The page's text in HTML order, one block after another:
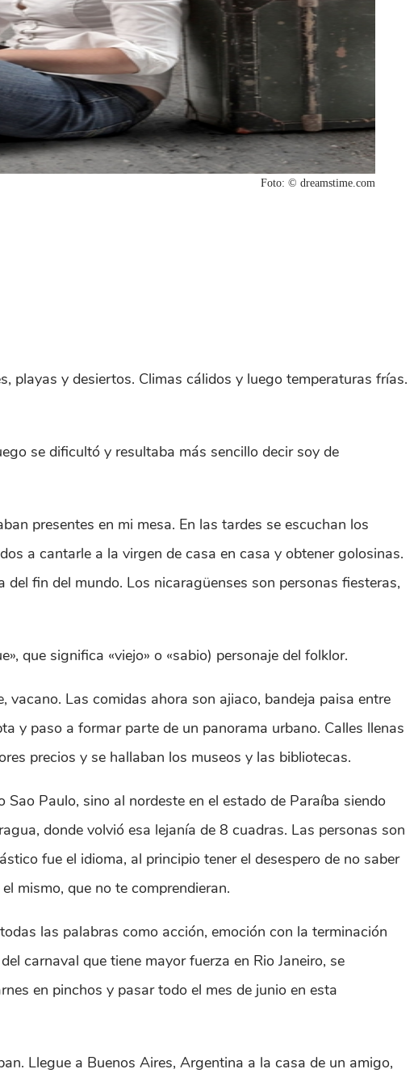
Foto: © dreamstime.com
playas y desiertos. Climas cálidos y luego temperaturas frías.
se dificultó y resultaba más sencillo decir soy de
presentes en mi mesa. En las tardes se escuchan los
a cantarle a la virgen de casa en casa y obtener golosinas.
fin del mundo. Los nicaragüenses son personas fiesteras,
que significa «viejo» o «sabio) personaje del folklor.
Las comidas ahora son ajiaco, bandeja paisa entre
y paso a formar parte de un panorama urbano. Calles llenas
precios y se hallaban los museos y las bibliotecas.
Paulo, sino al nordeste en el estado de Paraíba siendo
donde volvió esa lejanía de 8 cuadras. Las personas son
fue el idioma, al principio tener el desespero de no saber
mismo, que no te comprendieran.
las palabras como acción, emoción con la terminación
carnaval que tiene mayor fuerza en Rio Janeiro, se
en pinchos y pasar todo el mes de junio en esta
Llegue a Buenos Aires, Argentina a la casa de un amigo,